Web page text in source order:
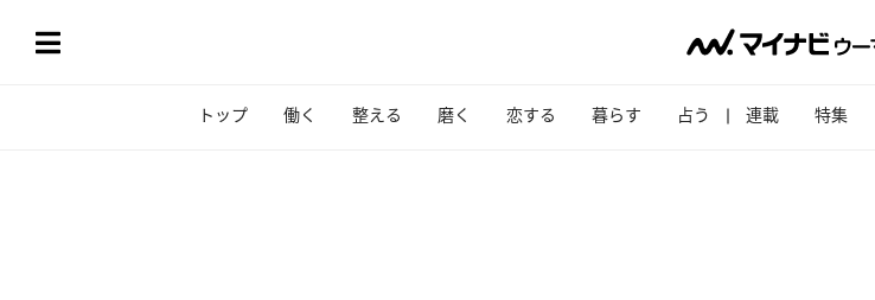
トップ 働く 整える 磨く 恋する 暮らす 占う 連載 特集